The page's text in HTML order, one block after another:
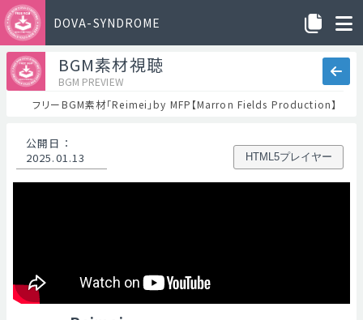
DOVA-SYNDROME
BGM素材視聴
BGM PREVIEW
フリーBGM素材「Reimei」by MFP【Marron Fields Production】
公開日 ：
2025.01.13
HTML5プレイヤー